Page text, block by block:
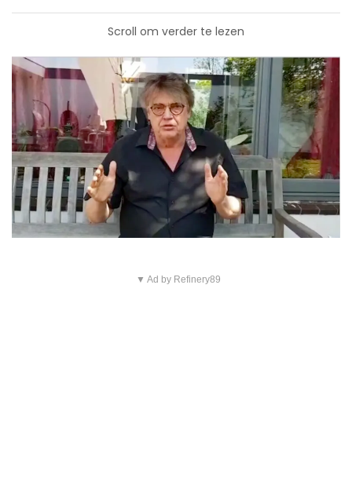
Scroll om verder te lezen
▼ Ad by Refinery89